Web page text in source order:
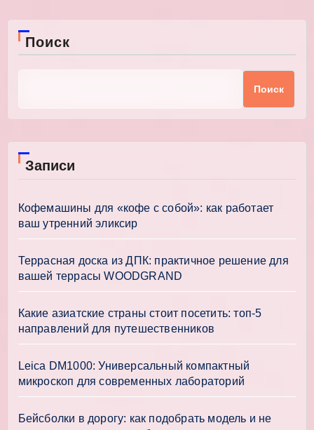
Поиск
Поиск
Записи
Кофемашины для «кофе с собой»: как работает
ваш утренний эликсир
Террасная доска из ДПК: практичное решение для
вашей террасы WOODGRAND
Какие азиатские страны стоит посетить: топ-5
направлений для путешественников
Leica DM1000: Универсальный компактный
микроскоп для современных лабораторий
Бейсболки в дорогу: как подобрать модель и не